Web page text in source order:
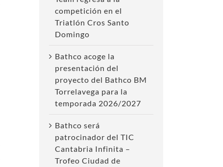
competición en el
Triatlón Cros Santo
Domingo
Bathco acoge la
presentación del
proyecto del Bathco BM
Torrelavega para la
temporada 2026/2027
Bathco será
patrocinador del TIC
Cantabria Infinita –
Trofeo Ciudad de